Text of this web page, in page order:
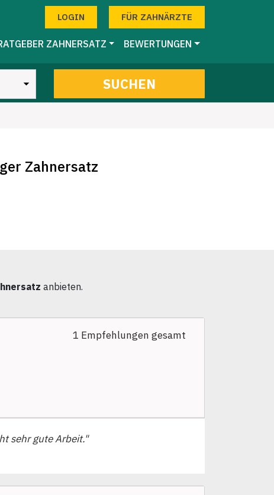
LOGIN FÜR ZAHNÄRZTE
ZAHNERSATZ BEWERTUNGEN
SUCHEN
Zahnersatz
anbieten.
1 Empfehlungen gesamt
sehr gute Arbeit."